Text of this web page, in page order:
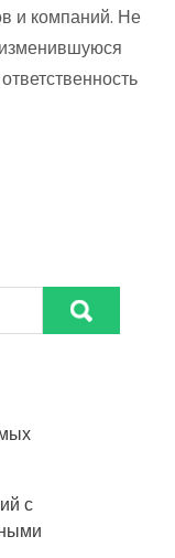
и компаний. Не
с